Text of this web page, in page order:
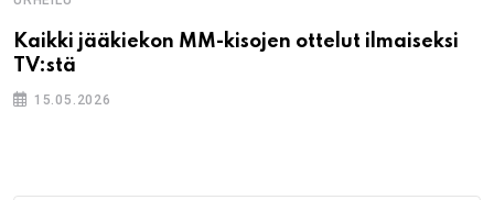
Kaikki jääkiekon MM-kisojen ottelut ilmaiseksi
TV:stä
15.05.2026